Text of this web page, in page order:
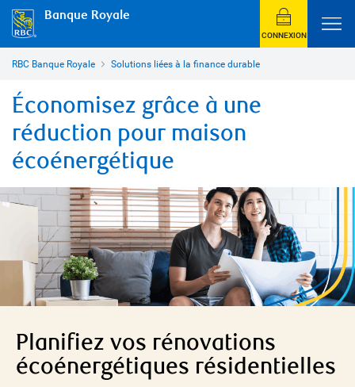
Banque Royale
CONNEXION
RBC Banque Royale Solutions liées à la finance durable
Économisez grâce à une
réduction pour maison
écoénergétique
Planifiez vos rénovations
écoénergétiques résidentielles